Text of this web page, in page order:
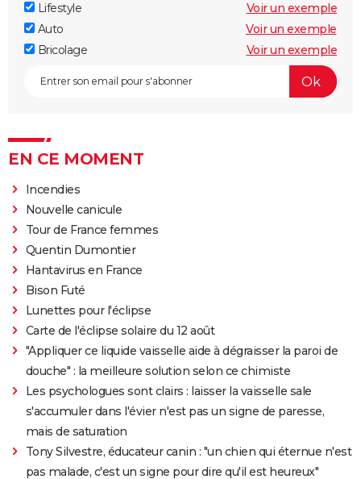
Lifestyle
Voir un exemple
Auto
Voir un exemple
Bricolage
Voir un exemple
EN CE MOMENT
Incendies
Nouvelle canicule
Tour de France femmes
Quentin Dumontier
Hantavirus en France
Bison Futé
Lunettes pour l'éclipse
Carte de l'éclipse solaire du 12 août
"Appliquer ce liquide vaisselle aide à dégraisser la paroi de
douche" : la meilleure solution selon ce chimiste
Les psychologues sont clairs : laisser la vaisselle sale
s'accumuler dans l'évier n'est pas un signe de paresse,
mais de saturation
Tony Silvestre, éducateur canin : "un chien qui éternue n'est
pas malade, c'est un signe pour dire qu'il est heureux"